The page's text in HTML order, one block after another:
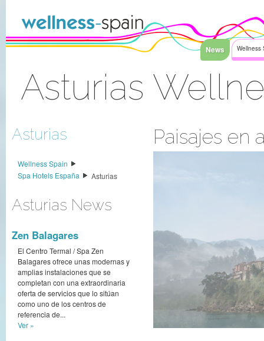
News Wellness
Asturias
Asturias
Wellness Spain
Spa Hotels España
Asturias
Asturias News
Zen Balagares
El Centro Termal / Spa Zen
Balagares ofrece unas modernas y
amplias instalaciones que se
completan con una extraordinaria
oferta de servicios que lo sitúan
como uno de los centros de
referencia de...
Ver »
Paisajes en